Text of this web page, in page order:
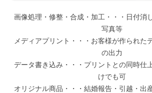
画像処理・修整・合成・加工・・・日付消
写真等
メディアプリント・・・お客様が作られた
の出力
データ書き込み・・・プリントとの同時仕
けでも可
オリジナル商品・・・結婚報告・引越・出